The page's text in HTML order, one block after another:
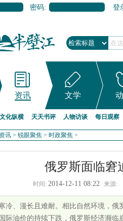
密码: 登
资讯 文学
文化纵横 天天书评 人物访谈 每日观察
资讯 > 锐眼聚焦 > 时政聚焦 >
俄罗斯面临窘
时间: 2014-12-11 08:22 来源:
冷、漫长且难耐。相比自然环境，
际油价的持续下跌，俄罗斯经济濒